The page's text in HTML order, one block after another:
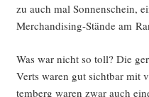
zu auch mal Son­nen­schein,
Mer­chan­di­sing-Stän­de am
Was war nicht so toll? Die
Verts waren gut sicht­bar mit
tem­berg waren zwar auch